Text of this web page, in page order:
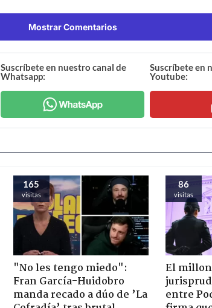
Mostrar Comentarios
Suscríbete en nuestro canal de
Whatsapp:
Suscríbete en
Youtube:
165
visitas
"No les tengo miedo":
Fran García-Huidobro
manda recado a dúo de ’La
86
visitas
El
entre